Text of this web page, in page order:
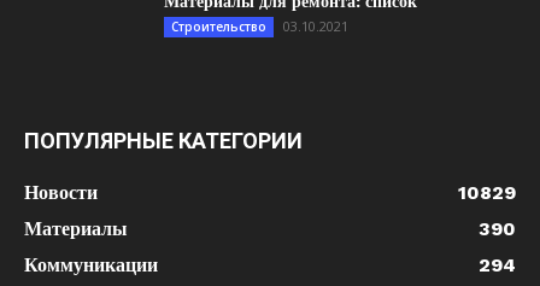
Строительство 03.10.2021
ПОПУЛЯРНЫЕ КАТЕГОРИИ
Новости
10829
Материалы
390
Коммуникации
294